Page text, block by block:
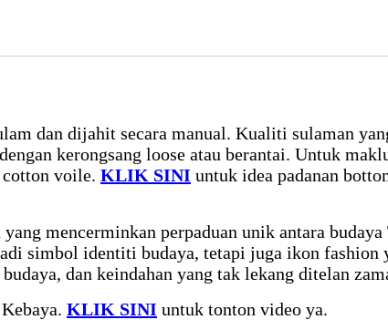
dan dijahit secara manual. Kualiti sulaman
kerongsang loose atau berantai. Untuk
voile. KLIK SINI untuk idea padanan
mencerminkan perpaduan unik antara
simbol identiti budaya, tetapi juga ikon fashion
dan keindahan yang tak lekang ditelan
KLIK SINI untuk tonton video ya.